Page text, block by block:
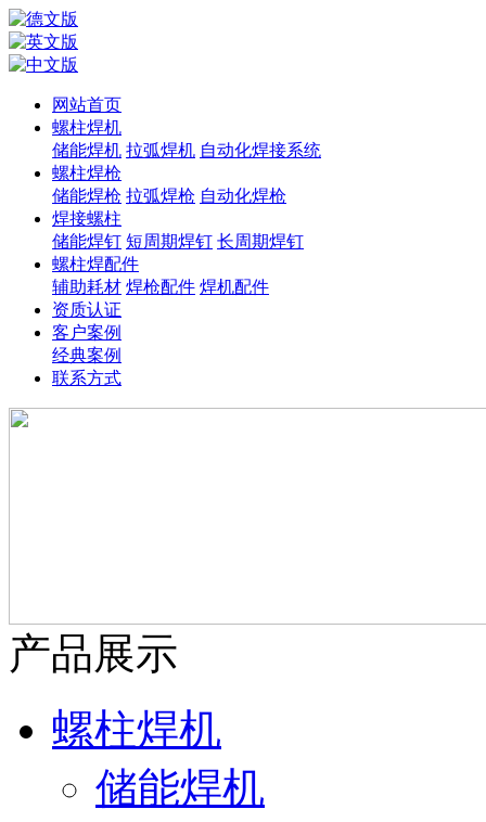
网站首页
螺柱焊机
储能焊机 拉弧焊机 自动化焊接系统
螺柱焊枪
储能焊枪 拉弧焊枪 自动化焊枪
焊接螺柱
储能焊钉 短周期焊钉 长周期焊钉
螺柱焊配件
辅助耗材 焊枪配件 焊机配件
资质认证
客户案例
经典案例
联系方式
产品展示
螺柱焊机
储能焊机